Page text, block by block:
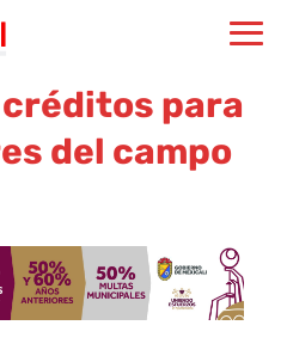
créditos para
del campo